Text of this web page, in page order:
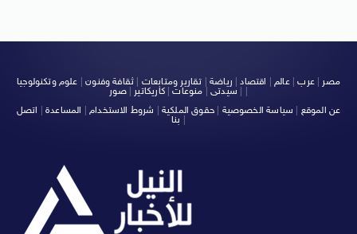
مصر |عرب|عالم| اقتصاد| رياضة تقارير ومتابعات ثقافة وفنون| علوم وتكنولوجيا
سيدتى| منوعات|كاريكاتير |صور
عن الموقع
سياسة الخصوصية حقوق الملكية شروط الاستخدام المساعدة
اتصل
بنا